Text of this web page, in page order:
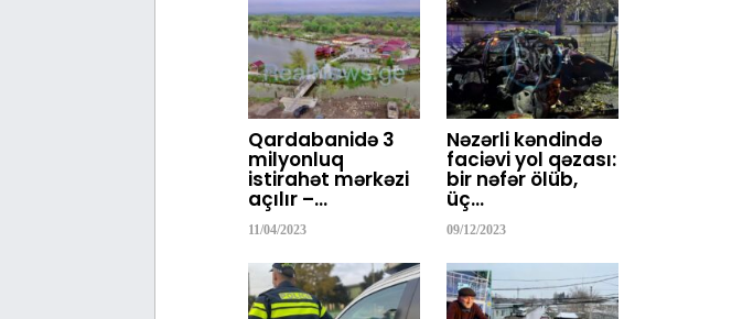
Qardabanidə 3
milyonluq
istirahət mərkəzi
açılır –…
11/04/2023
Nəzərli kəndində
faciəvi yol qəzası:
bir nəfər ölüb,
üç…
09/12/2023